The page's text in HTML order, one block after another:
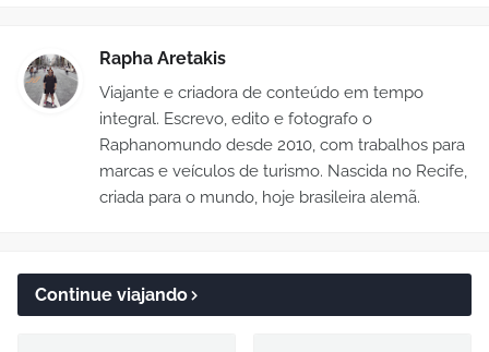
Rapha Aretakis
Viajante e criadora de conteúdo em tempo
integral. Escrevo, edito e fotografo o
Raphanomundo desde 2010, com trabalhos para
marcas e veículos de turismo. Nascida no Recife,
criada para o mundo, hoje brasileira alemã.
Continue viajando